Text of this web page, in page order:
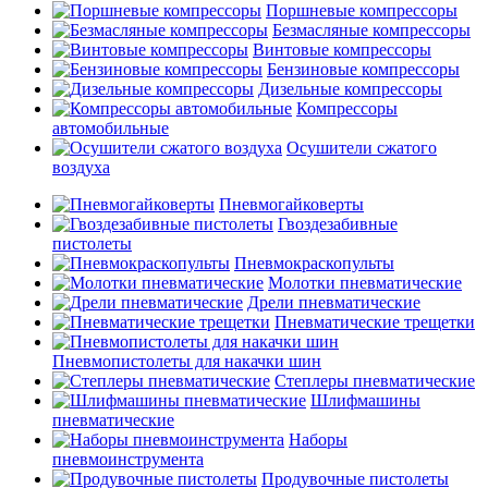
Поршневые компрессоры
Безмасляные компрессоры
Винтовые компрессоры
Бензиновые компрессоры
Дизельные компрессоры
Компрессоры
автомобильные
Осушители сжатого
воздуха
Пневмогайковерты
Гвоздезабивные
пистолеты
Пневмокраскопульты
Молотки пневматические
Дрели пневматические
Пневматические трещетки
Пневмопистолеты для накачки шин
Степлеры пневматические
Шлифмашины
пневматические
Наборы
пневмоинструмента
Продувочные пистолеты